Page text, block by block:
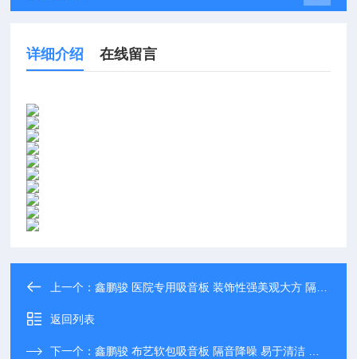
详细介绍 在线留言
上一个：鑫鹏骏 医院专用吸音板 装饰性强美观大方 隔热性能优 大量生产
返回列表
下一个：鑫鹏骏 布艺软包吸音板 隔音降噪 易于清洁 厂家定制